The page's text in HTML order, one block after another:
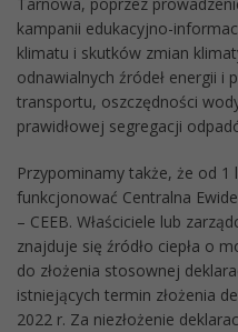
Tarnowa, poprzez
kampanii edukacyjno-
klimatu i skutków zmian
odnawialnych źródeł energii i
transportu, oszczędności
prawidłowej segregacji
Przypominamy także, że od 1
funkcjonować Centralna
– CEEB. Właściciele lub
znajduje się źródło ciepła o
do złożenia stosownej
istniejących termin złożenia
2022 r. Za niezłożenie